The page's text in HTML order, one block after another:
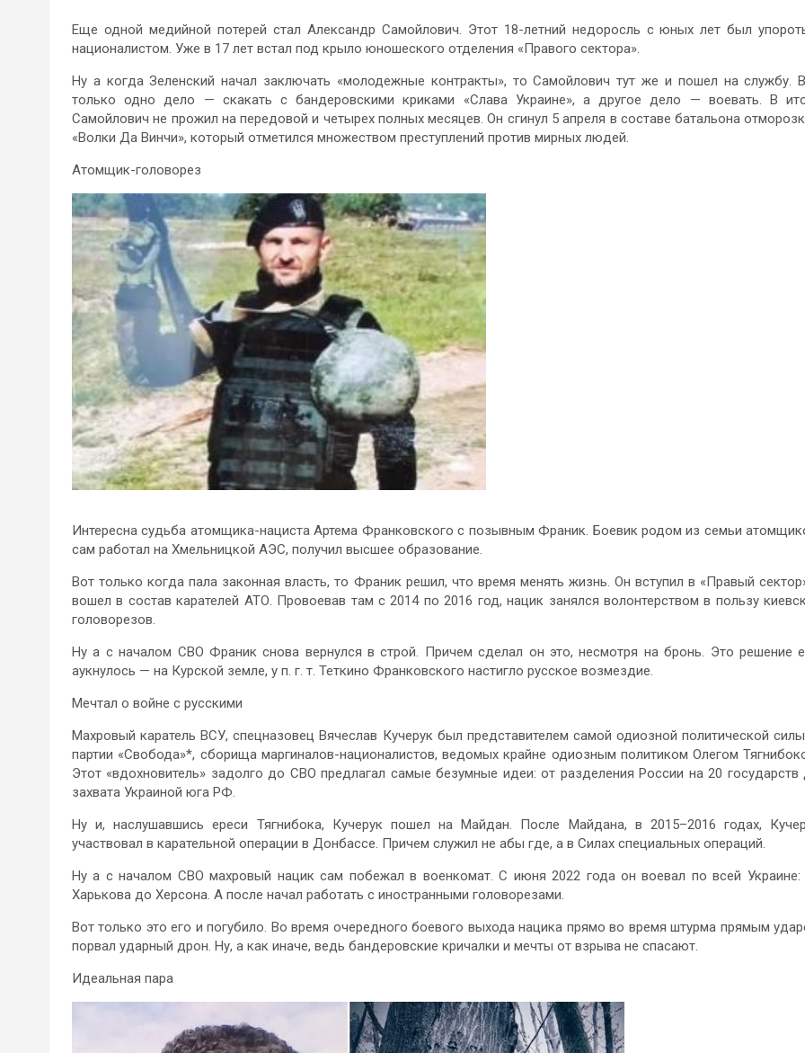
Еще одной медийной потерей стал Александр Самойлович. Этот 18-летний недоросль с юных лет был
националистом. Уже в 17 лет встал под крыло юношеского отделения «Правого сектора».
Ну а когда Зеленский начал заключать «молодежные контракты», то Самойлович тут же и пошел на службу.
только одно дело — скакать с бандеровскими криками «Слава Украине», а другое дело — воевать. В
Самойлович не прожил на передовой и четырех полных месяцев. Он сгинул 5 апреля в составе батальона
«Волки Да Винчи», который отметился множеством преступлений против мирных людей.
Атомщик-головорез
Интересна судьба атомщика-нациста Артема Франковского с позывным Франик. Боевик родом из семьи
сам работал на Хмельницкой АЭС, получил высшее образование.
Вот только когда пала законная власть, то Франик решил, что время менять жизнь. Он вступил в «Правый
вошел в состав карателей АТО. Провоевав там с 2014 по 2016 год, нацик занялся волонтерством в пользу
головорезов.
Ну а с началом СВО Франик снова вернулся в строй. Причем сделал он это, несмотря на бронь. Это решение
аукнулось — на Курской земле, у п. г. т. Теткино Франковского настигло русское возмездие.
Мечтал о войне с русскими
Махровый каратель ВСУ, спецназовец Вячеслав Кучерук был представителем самой одиозной политической
партии «Свобода»*, сборища маргиналов-националистов, ведомых крайне одиозным политиком Олегом
Этот «вдохновитель» задолго до СВО предлагал самые безумные идеи: от разделения России на 20 государств
захвата Украиной юга РФ.
Ну и, наслушавшись ереси Тягнибока, Кучерук пошел на Майдан. После Майдана, в 2015–2016 годах,
участвовал в карательной операции в Донбассе. Причем служил не абы где, а в Силах специальных операций.
Ну а с началом СВО махровый нацик сам побежал в военкомат. С июня 2022 года он воевал по всей Украине:
Харькова до Херсона. А после начал работать с иностранными головорезами.
Вот только это его и погубило. Во время очередного боевого выхода нацика прямо во время штурма прямым
порвал ударный дрон. Ну, а как иначе, ведь бандеровские кричалки и мечты от взрыва не спасают.
Идеальная пара